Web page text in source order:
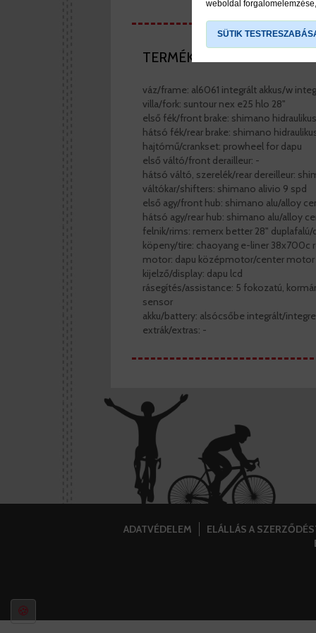
weboldal
SÜTIK
🍪
TERMÉK LEÍRÁS
váz/frame: al6061 integrált akkus/w
villa/fork: suntour nex e25 hlo 28"
első fék/front brake: shimano
hátsó fék/rear brake: shimano
hajtómű/crankset: prowheel for dapu
első váltó/front derailleur: -
hátsó váltó, szerelék/rear dereilleur:
váltókar/shifters: shimano alivio 9 spd
első agy/front hub: shimano alu/alloy
hátsó agy/rear hub: shimano alu/alloy
felnik/rims: remerx better 28" duplafalú/
köpeny/tire: chaoyang e-liner
motor: dapu középmotor/center
kijelző/display: dapu lcd
rásegítés/assistance: 5 fokozatú,
sensor
akku/battery: alsócsőbe integrált/
extrák/extras: -
ADATVÉDELEM ELÁLLÁS A